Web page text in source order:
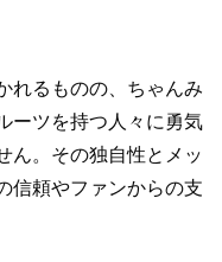
れるものの、ちゃんみ
ーツを持つ人々に勇気
ん。その独自性とメッ
信頼やファンからの支